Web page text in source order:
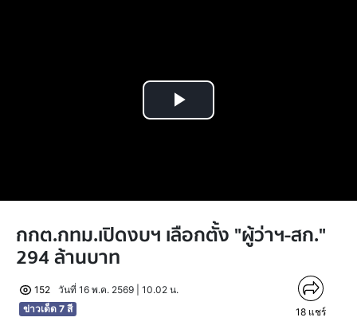
Play
กกต.กทม.เปิดงบฯ เลือกตั้ง "ผู้ว่าฯ-สก."
294 ล้านบาท
152
วันที่ 16 พ.ค. 2569 | 10.02 น.
ข่าวเด็ด 7 สี
18 แชร์